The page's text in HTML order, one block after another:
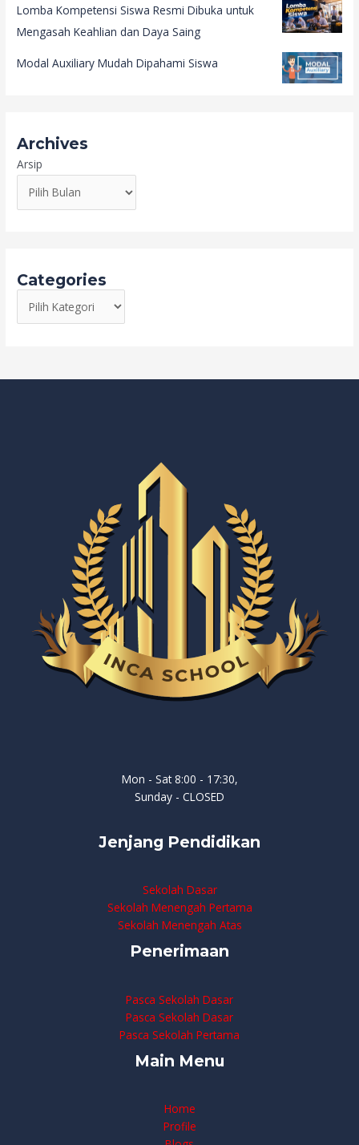
Lomba Kompetensi Siswa Resmi Dibuka untuk
Mengasah Keahlian dan Daya Saing
Modal Auxiliary Mudah Dipahami Siswa
Archives
Arsip
Categories
Mon - Sat 8:00 - 17:30,
Sunday - CLOSED
Jenjang Pendidikan
Sekolah Dasar
Sekolah Menengah Pertama
Sekolah Menengah Atas
Penerimaan
Pasca Sekolah Dasar
Pasca Sekolah Dasar
Pasca Sekolah Pertama
Main Menu
Home
Profile